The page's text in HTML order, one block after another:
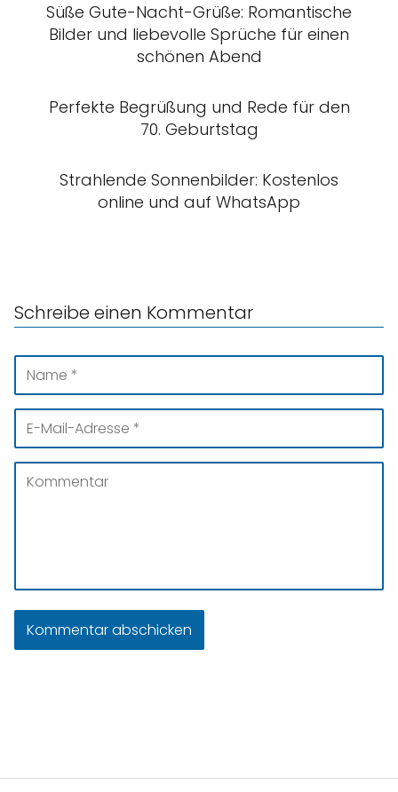
Süße Gute-Nacht-Grüße: Romantische
Bilder und liebevolle Sprüche für einen
schönen Abend
Perfekte Begrüßung und Rede für den
70. Geburtstag
Strahlende Sonnenbilder: Kostenlos
online und auf WhatsApp
Schreibe einen Kommentar